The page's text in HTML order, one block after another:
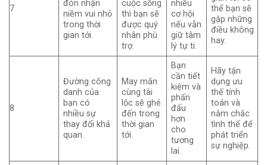
7
đón nhận
niềm vui nhỏ
trong thời
gian tới.
cuộc sống
thì bạn sẽ
được quý
nhân phù
trợ.
nhiều
cơ hội
nếu vẫn
giữ tâm
lý tự ti.
thể bạn sẽ
gặp những
điều không
hay.
8
Đường công
danh của
bạn có
nhiều sự
thay đổi khả
quan.
May mắn
cùng tài
lộc sẽ ghé
đến trong
thời gian
tới.
Bạn
cần tiết
kiệm và
phấn
đấu
hơn
cho
tương
lai.
Hãy tận
dụng ưu
thế tính
toán và
nắm chắc
tình thế để
phát triển
sự nghiệp.